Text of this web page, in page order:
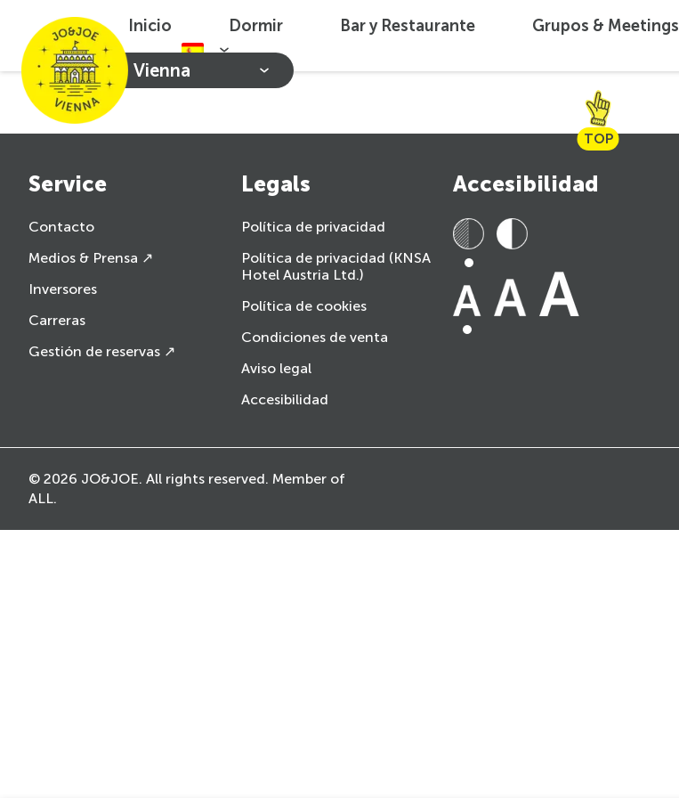
Vienna
Inicio Dormir Bar y Restaurante Grupos & Meetings
TOP
Service
Contacto
Medios & Prensa ↗
Inversores
Carreras
Gestión de reservas ↗
Legals
Política de privacidad
Política de privacidad (KNSA
Hotel Austria Ltd.)
Política de cookies
Condiciones de venta
Aviso legal
Accesibilidad
Accesibilidad
© 2026 JO&JOE. All rights reserved. Member of
ALL.